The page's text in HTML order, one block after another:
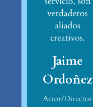
verdaderos
aliados
creativos.
Jaime
Ordoñez
Actor/Director